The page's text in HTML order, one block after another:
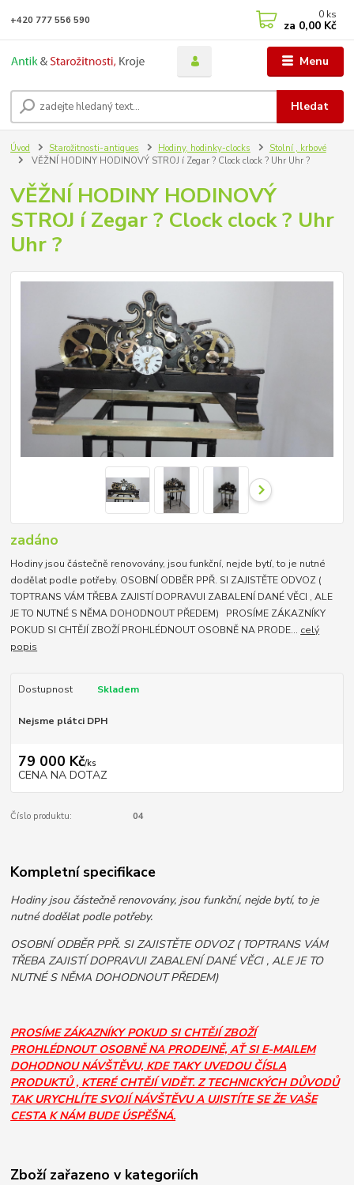
Menu
Hledat
+420 777 556 590 0 ks
za 0,00 Kč
Úvod Starožitnosti-antiques Hodiny, hodinky-clocks
Stolní , krbové
VĚŽNÍ HODINY HODINOVÝ STROJ í Zegar ? Clock clock ? Uhr Uhr ?
VĚŽNÍ HODINY HODINOVÝ
STROJ í Zegar ? Clock clock ? Uhr
Uhr ?
zadáno
Hodiny jsou částečně renovovány, jsou funkční, nejde bytí, to je nutné
dodělat podle potřeby. OSOBNÍ ODBĚR PPŘ. SI ZAJISTĚTE ODVOZ (
TOPTRANS VÁM TŘEBA ZAJISTÍ DOPRAVUI ZABALENÍ DANÉ VĚCI , ALE
JE TO NUTNÉ S NĚMA DOHODNOUT PŘEDEM) PROSÍME ZÁKAZNÍKY
POKUD SI CHTĚJÍ ZBOŽÍ PROHLÉDNOUT OSOBNĚ NA PRODE... celý
popis
Dostupnost Skladem
Nejsme plátci DPH
79 000 Kč/ks
CENA NA DOTAZ
Číslo produktu: 04
Kompletní specifikace
Hodiny jsou částečně renovovány, jsou funkční, nejde bytí, to je
nutné dodělat podle potřeby.
OSOBNÍ ODBĚR PPŘ. SI ZAJISTĚTE ODVOZ ( TOPTRANS VÁM
TŘEBA ZAJISTÍ DOPRAVUI ZABALENÍ DANÉ VĚCI , ALE JE TO
NUTNÉ S NĚMA DOHODNOUT PŘEDEM)
PROSÍME ZÁKAZNÍKY POKUD SI CHTĚJÍ ZBOŽÍ
PROHLÉDNOUT OSOBNĚ NA PRODEJNĚ, AŤ SI E-MAILEM
DOHODNOU NÁVŠTĚVU, KDE TAKY UVEDOU ČÍSLA
PRODUKTŮ , KTERÉ CHTĚJÍ VIDĚT. Z TECHNICKÝCH DŮVODŮ
TAK URYCHLÍTE SVOJÍ NÁVŠTĚVU A UJISTÍTE SE ŽE VAŠE
CESTA K NÁM BUDE ÚSPĚŠNÁ.
Zboží zařazeno v kategoriích